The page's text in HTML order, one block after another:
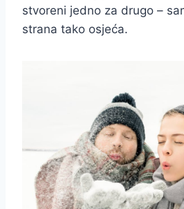
stvoreni jedno za drugo –
strana tako osjeća.